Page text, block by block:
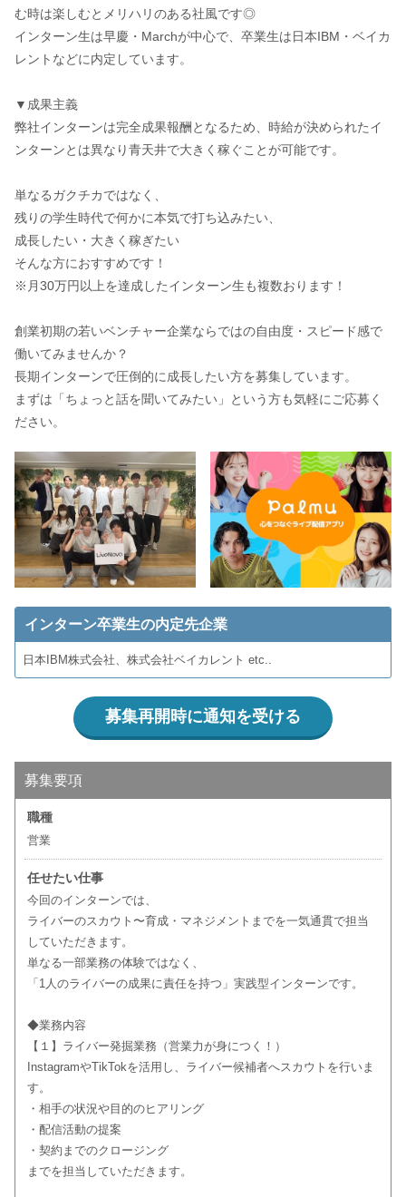
む時は楽しむとメリハリのある社風です◎
インターン生は早慶・Marchが中心で、卒業生は日本IBM・ベイカ
レントなどに内定しています。
▼成果主義
弊社インターンは完全成果報酬となるため、時給が決められたイ
ンターンとは異なり青天井で大きく稼ぐことが可能です。
単なるガクチカではなく、
残りの学生時代で何かに本気で打ち込みたい、
成長したい・大きく稼ぎたい
そんな方におすすめです！
※月30万円以上を達成したインターン生も複数おります！
創業初期の若いベンチャー企業ならではの自由度・スピード感で
働いてみませんか？
長期インターンで圧倒的に成長したい方を募集しています。
まずは「ちょっと話を聞いてみたい」という方も気軽にご応募く
ださい。
インターン卒業生の内定先企業
日本IBM株式会社、株式会社ベイカレント etc..
募集再開時に通知を受ける
募集要項
職種
営業
任せたい仕事
今回のインターンでは、
ライバーのスカウト〜育成・マネジメントまでを一気通貫で担当
していただきます。
単なる一部業務の体験ではなく、
「1人のライバーの成果に責任を持つ」実践型インターンです。
◆業務内容
【１】ライバー発掘業務（営業力が身につく！）
InstagramやTikTokを活用し、ライバー候補者へスカウトを行いま
す。
・相手の状況や目的のヒアリング
・配信活動の提案
・契約までのクロージング
までを担当していただきます。